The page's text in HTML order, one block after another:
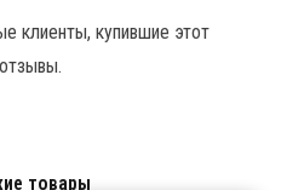
товары
клиенты, купившие этот